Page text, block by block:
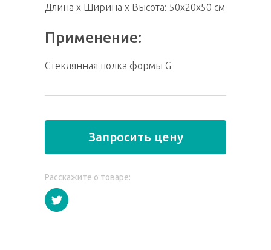
Длина х Ширина х Высота: 50х20х50 см
Применение:
Стеклянная полка формы G
Запросить цену
Расскажите о товаре: